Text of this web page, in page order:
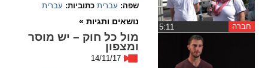
חברה
שפה: עברית כתוביות: עברית
נושאים ותגיות »
מול כל חוק – יש מוסר
ומצפון
14/11/17